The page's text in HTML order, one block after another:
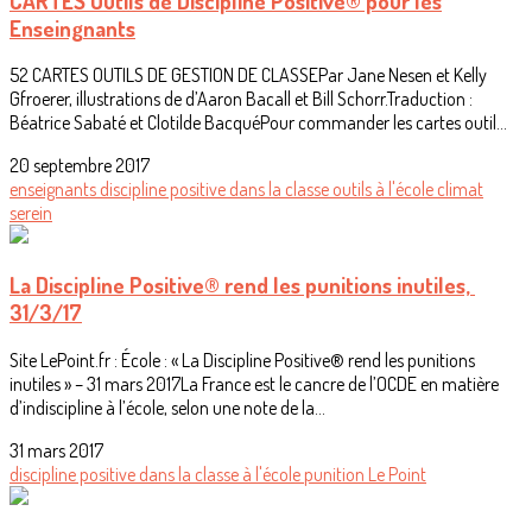
Enseingnants
52 CARTES OUTILS DE GESTION DE CLASSEPar Jane Nesen et Kelly
Gfroerer, illustrations de d’Aaron Bacall et Bill Schorr.Traduction :
Béatrice Sabaté et Clotilde BacquéPour commander les cartes outil...
20 septembre 2017
enseignants discipline positive dans la classe outils à l'école climat
serein
La Discipline Positive® rend les punitions inutiles,
31/3/17
Site LePoint.fr : École : « La Discipline Positive® rend les punitions
inutiles » – 31 mars 2017La France est le cancre de l’OCDE en matière
d’indiscipline à l’école, selon une note de la...
31 mars 2017
discipline positive dans la classe à l'école punition Le Point